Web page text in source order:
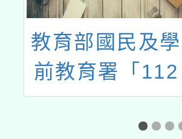
教育部國民及學
前教育署「112
學年度國民小學
『藝術領域教師